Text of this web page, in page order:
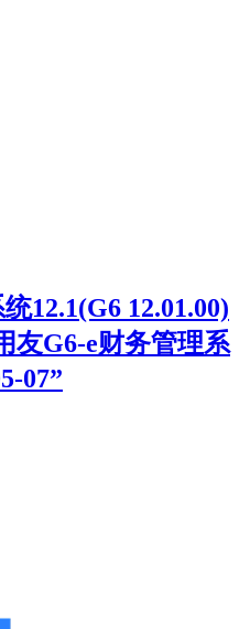
12.1(G6 12.01.00)
友G6-e财务管理系
07”